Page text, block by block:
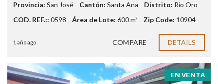
Provincia: San José Cantón: Santa Ana Distrito: Río Oro
COD. REF.:: 0598 Área de Lote: 600 m² Zip Code: 10904
1 año ago COMPARE DETAILS
EN VENTA